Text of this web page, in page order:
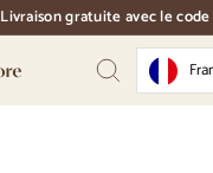
pause
des
diapositives
Livraison gratuite avec le code
Recherche